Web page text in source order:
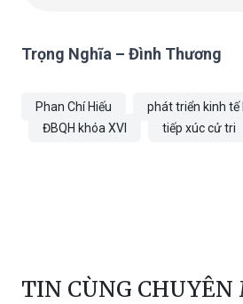
Trọng Nghĩa – Đình Thương
Phan Chí Hiếu
phát triển kinh tế
ĐBQH khóa XVI
tiếp xúc cử tri
TIN CÙNG CHUYÊN